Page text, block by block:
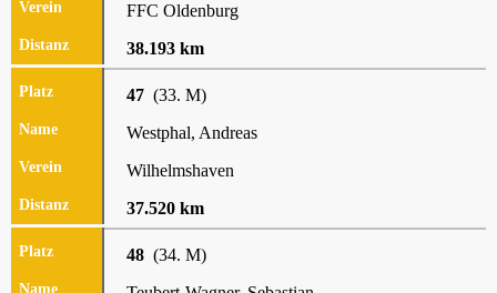
FFC Oldenburg
38.193 km
47 (33. M)
Westphal, Andreas
Wilhelmshaven
37.520 km
48 (34. M)